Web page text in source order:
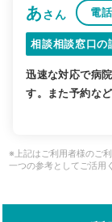
あさん 電
相談相談窓口の
迅速な対応で病
す。また予約な
※上記はご利用者様のご
一つの参考としてご活用